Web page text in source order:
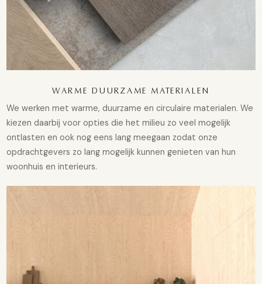
WARME DUURZAME MATERIALEN
We werken met warme, duurzame en circulaire materialen. We
kiezen daarbij voor opties die het milieu zo veel mogelijk
ontlasten en ook nog eens lang meegaan zodat onze
opdrachtgevers zo lang mogelijk kunnen genieten van hun
woonhuis en interieurs.